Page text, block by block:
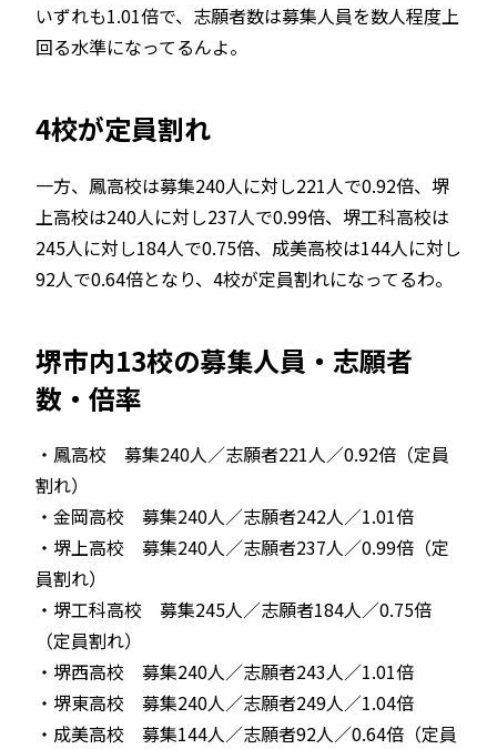
いずれも1.01倍で、志願者数は募集人員を数人程度上
回る水準になってるんよ。
4校が定員割れ
一方、鳳高校は募集240人に対し221人で0.92倍、堺
上高校は240人に対し237人で0.99倍、堺工科高校は
245人に対し184人で0.75倍、成美高校は144人に対し
92人で0.64倍となり、4校が定員割れになってるわ。
堺市内13校の募集人員・志願者
数・倍率
・鳳高校 募集240人／志願者221人／0.92倍（定員
割れ）
・金岡高校 募集240人／志願者242人／1.01倍
・堺上高校 募集240人／志願者237人／0.99倍（定
員割れ）
・堺工科高校 募集245人／志願者184人／0.75倍
（定員割れ）
・堺西高校 募集240人／志願者243人／1.01倍
・堺東高校 募集240人／志願者249人／1.04倍
・成美高校 募集144人／志願者92人／0.64倍（定員